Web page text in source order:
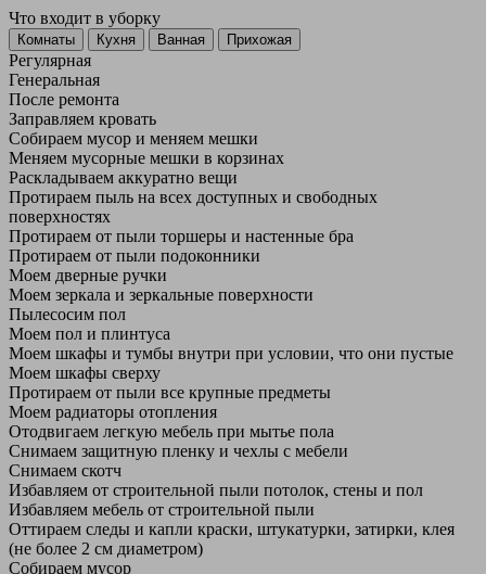
Что входит в уборку
Регу­лярная
Гене­ральная
После ремонта
Заправляем кровать
Собираем мусор и меняем мешки
Меняем мусорные мешки в корзинах
Раскладываем аккуратно вещи
Протираем пыль на всех доступных и свободных
поверхностях
Протираем от пыли торшеры и настенные бра
Протираем от пыли подоконники
Моем дверные ручки
Моем зеркала и зеркальные поверхности
Пылесосим пол
Моем пол и плинтуса
Моем шкафы и тумбы внутри при условии, что они пустые
Моем шкафы сверху
Протираем от пыли все крупные предметы
Моем радиаторы отопления
Отодвигаем легкую мебель при мытье пола
Снимаем защитную пленку и чехлы с мебели
Снимаем скотч
Избавляем от строительной пыли потолок, стены и пол
Избавляем мебель от строительной пыли
Оттираем следы и капли краски, штукатурки, затирки, клея
(не более 2 см диаметром)
Собираем мусор